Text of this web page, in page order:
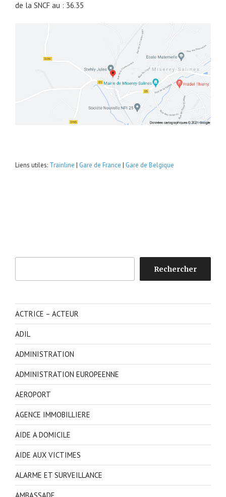
de la SNCF au : 36.35
Liens utiles: Trainline | Gare de France | Gare de Belgique
Rechercher
ACTRICE – ACTEUR
ADIL
ADMINISTRATION
ADMINISTRATION EUROPEENNE
AEROPORT
AGENCE IMMOBILLIERE
AIDE A DOMICILE
AIDE AUX VICTIMES
ALARME ET SURVEILLANCE
AMBASSADE